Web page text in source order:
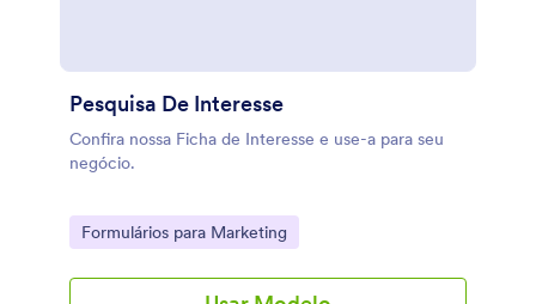
Pesquisa De Interesse
Confira nossa Ficha de Interesse e use-a para seu
negócio.
Go to Category:
Formulários para Marketing